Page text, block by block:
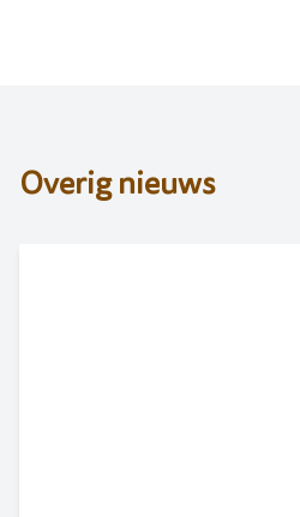
Overig nieuws